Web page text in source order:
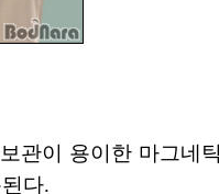
관이 용이한 마그네
다.